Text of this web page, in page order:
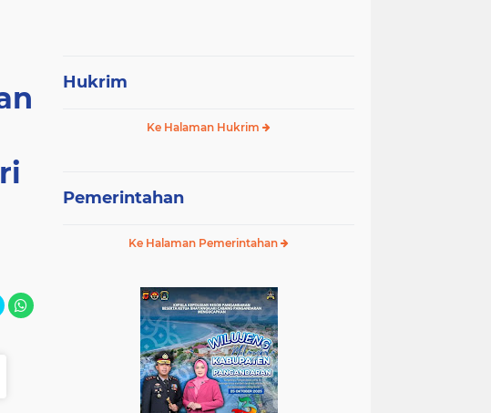
Hukrim
Ke Halaman Hukrim
Pemerintahan
Ke Halaman Pemerintahan